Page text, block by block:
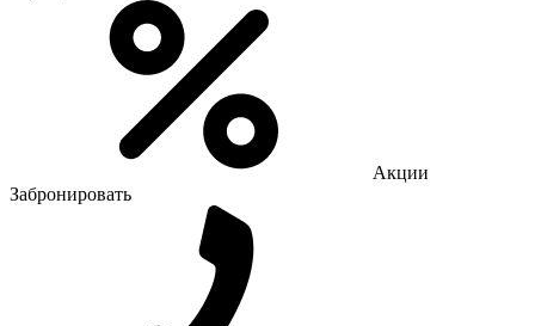
Акции
Забронировать